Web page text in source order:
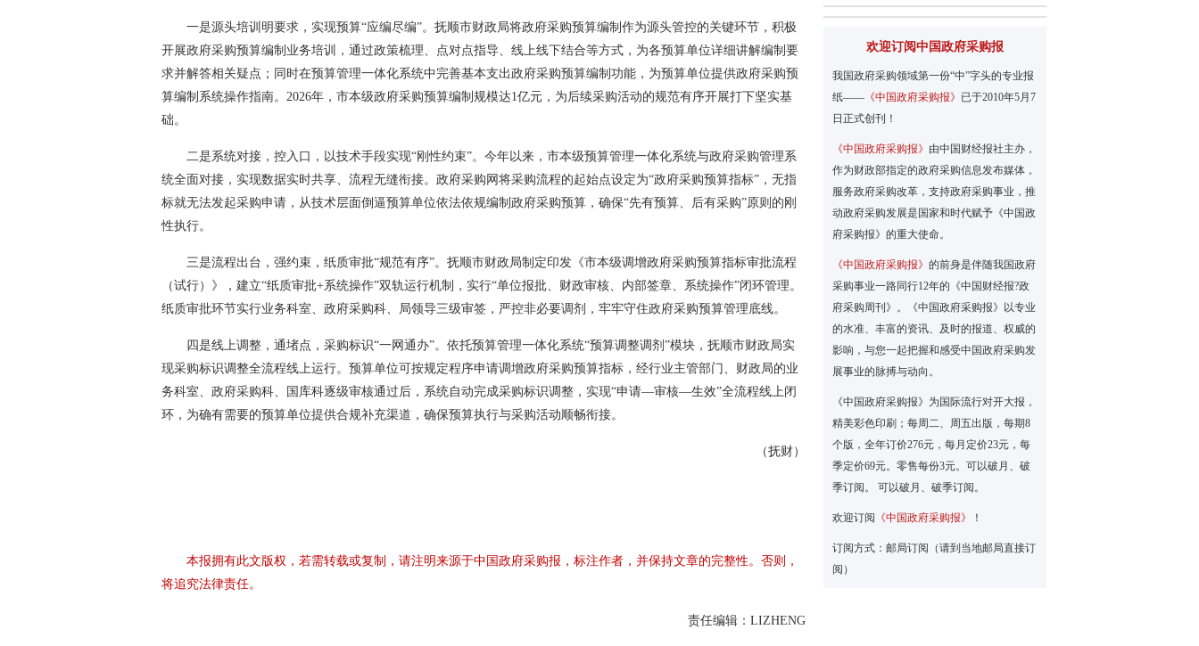
一是源头培训明要求，实现预算“应编尽编”。抚顺市财政局将政府采购预算编制作为源头管控的关键环节，积极
开展政府采购预算编制业务培训，通过政策梳理、点对点指导、线上线下结合等方式，为各预算单位详细讲解编制要
求并解答相关疑点；同时在预算管理一体化系统中完善基本支出政府采购预算编制功能，为预算单位提供政府采购预
算编制系统操作指南。2026年，市本级政府采购预算编制规模达1亿元，为后续采购活动的规范有序开展打下坚实基
础。
二是系统对接，控入口，以技术手段实现“刚性约束”。今年以来，市本级预算管理一体化系统与政府采购管理系
统全面对接，实现数据实时共享、流程无缝衔接。政府采购网将采购流程的起始点设定为“政府采购预算指标”，无指
标就无法发起采购申请，从技术层面倒逼预算单位依法依规编制政府采购预算，确保“先有预算、后有采购”原则的刚
性执行。
三是流程出台，强约束，纸质审批“规范有序”。抚顺市财政局制定印发《市本级调增政府采购预算指标审批流程
（试行）》，建立“纸质审批+系统操作”双轨运行机制，实行“单位报批、财政审核、内部签章、系统操作”闭环管理。
纸质审批环节实行业务科室、政府采购科、局领导三级审签，严控非必要调剂，牢牢守住政府采购预算管理底线。
四是线上调整，通堵点，采购标识“一网通办”。依托预算管理一体化系统“预算调整调剂”模块，抚顺市财政局实
现采购标识调整全流程线上运行。预算单位可按规定程序申请调增政府采购预算指标，经行业主管部门、财政局的业
务科室、政府采购科、国库科逐级审核通过后，系统自动完成采购标识调整，实现“申请—审核—生效”全流程线上闭
环，为确有需要的预算单位提供合规补充渠道，确保预算执行与采购活动顺畅衔接。
（抚财）
本报拥有此文版权，若需转载或复制，请注明来源于中国政府采购报，标注作者，并保持文章的完整性。否则，
将追究法律责任。
责任编辑：LIZHENG
欢迎订阅中国政府采购报
我国政府采购领域第一份“中”字头的专业报
纸—— 《中国政府采购报》 已于2010年5月7
日正式创刊！
《中国政府采购报》 由中国财经报社主办，
作为财政部指定的政府采购信息发布媒体，
服务政府采购改革，支持政府采购事业，推
动政府采购发展是国家和时代赋予《中国政
府采购报》的重大使命。
《中国政府采购报》 的前身是伴随我国政府
采购事业一路同行12年的《中国财经报?政
府采购周刊》。《中国政府采购报》以专业
的水准、丰富的资讯、及时的报道、权威的
影响，与您一起把握和感受中国政府采购发
展事业的脉搏与动向。
《中国政府采购报》为国际流行对开大报，
精美彩色印刷；每周二、周五出版，每期8
个版，全年订价276元，每月定价23元，每
季定价69元。零售每份3元。可以破月、破
季订阅。 可以破月、破季订阅。
欢迎订阅 《中国政府采购报》 ！
订阅方式：邮局订阅（请到当地邮局直接订
阅）